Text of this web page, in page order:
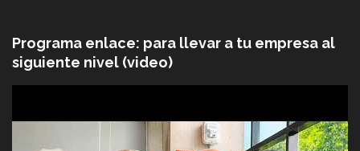
Programa enlace: para llevar a tu empresa al
siguiente nivel (video)